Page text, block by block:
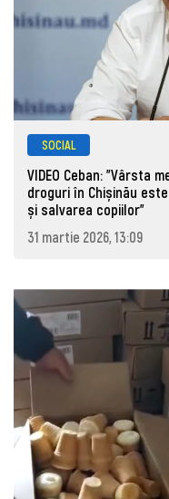
SOCIAL
VIDEO Ceban: "Vârsta
droguri în Chișinău
și salvarea copiilor"
31 martie 2026, 13:09